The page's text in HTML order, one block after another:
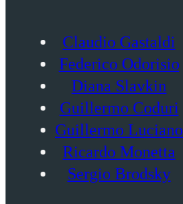
Claudio Gastaldi
Federico Odorisio
Diana Slavkin
Guillermo Coduri
Guillermo Luciano
Ricardo Monetta
Sergio Brodsky